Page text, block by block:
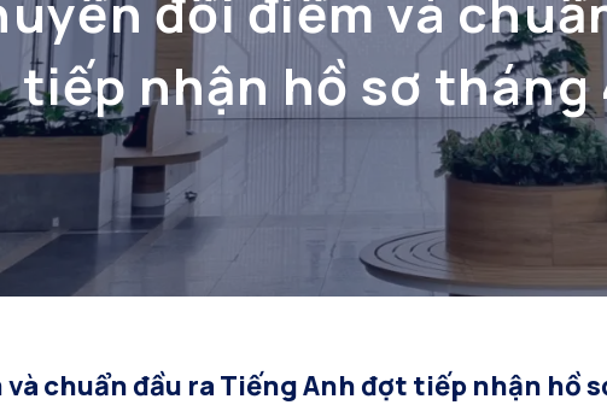
tiếp nhận hồ sơ tháng
chuẩn đầu ra Tiếng Anh đợt tiếp nhận hồ